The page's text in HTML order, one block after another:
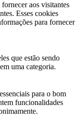
aos visitantes
Esses cookies
para fornecer
que estão sendo
uma categoria.
para o bom
funcionalidades